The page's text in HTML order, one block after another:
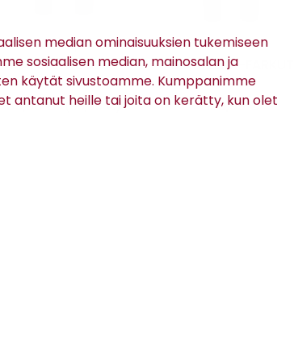
median ominaisuuksien tukemiseen
sosiaalisen median, mainosalan ja
käytät sivustoamme. Kumppanimme
antanut heille tai joita on kerätty, kun olet
Matinique
MAPETE-HOUSUT
39,98 € (99,95 €)
Mac
MACFLEXX-FARKUT
139,95 €